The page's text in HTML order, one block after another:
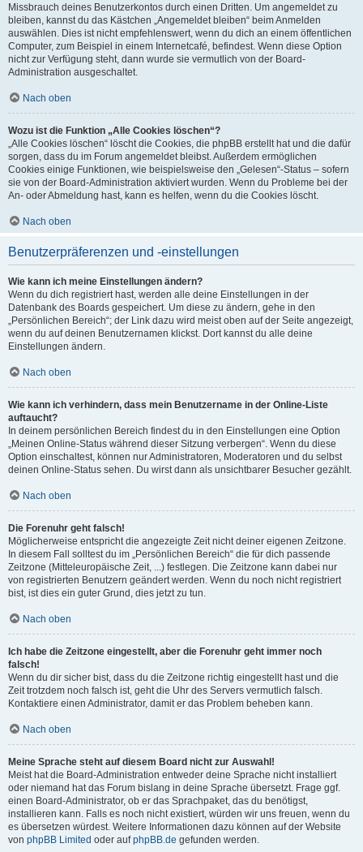
Missbrauch deines Benutzerkontos durch einen Dritten. Um angemeldet zu
bleiben, kannst du das Kästchen „Angemeldet bleiben“ beim Anmelden
auswählen. Dies ist nicht empfehlenswert, wenn du dich an einem öffentlichen
Computer, zum Beispiel in einem Internetcafé, befindest. Wenn diese Option
nicht zur Verfügung steht, dann wurde sie vermutlich von der Board-
Administration ausgeschaltet.
Nach oben
Wozu ist die Funktion „Alle Cookies löschen“?
„Alle Cookies löschen“ löscht die Cookies, die phpBB erstellt hat und die dafür
sorgen, dass du im Forum angemeldet bleibst. Außerdem ermöglichen
Cookies einige Funktionen, wie beispielsweise den „Gelesen“-Status – sofern
sie von der Board-Administration aktiviert wurden. Wenn du Probleme bei der
An- oder Abmeldung hast, kann es helfen, wenn du die Cookies löscht.
Nach oben
Benutzerpräferenzen und -einstellungen
Wie kann ich meine Einstellungen ändern?
Wenn du dich registriert hast, werden alle deine Einstellungen in der
Datenbank des Boards gespeichert. Um diese zu ändern, gehe in den
„Persönlichen Bereich“; der Link dazu wird meist oben auf der Seite angezeigt,
wenn du auf deinen Benutzernamen klickst. Dort kannst du alle deine
Einstellungen ändern.
Nach oben
Wie kann ich verhindern, dass mein Benutzername in der Online-Liste
auftaucht?
In deinem persönlichen Bereich findest du in den Einstellungen eine Option
„Meinen Online-Status während dieser Sitzung verbergen“. Wenn du diese
Option einschaltest, können nur Administratoren, Moderatoren und du selbst
deinen Online-Status sehen. Du wirst dann als unsichtbarer Besucher gezählt.
Nach oben
Die Forenuhr geht falsch!
Möglicherweise entspricht die angezeigte Zeit nicht deiner eigenen Zeitzone.
In diesem Fall solltest du im „Persönlichen Bereich“ die für dich passende
Zeitzone (Mitteleuropäische Zeit, ...) festlegen. Die Zeitzone kann dabei nur
von registrierten Benutzern geändert werden. Wenn du noch nicht registriert
bist, ist dies ein guter Grund, dies jetzt zu tun.
Nach oben
Ich habe die Zeitzone eingestellt, aber die Forenuhr geht immer noch
falsch!
Wenn du dir sicher bist, dass du die Zeitzone richtig eingestellt hast und die
Zeit trotzdem noch falsch ist, geht die Uhr des Servers vermutlich falsch.
Kontaktiere einen Administrator, damit er das Problem beheben kann.
Nach oben
Meine Sprache steht auf diesem Board nicht zur Auswahl!
Meist hat die Board-Administration entweder deine Sprache nicht installiert
oder niemand hat das Forum bislang in deine Sprache übersetzt. Frage ggf.
einen Board-Administrator, ob er das Sprachpaket, das du benötigst,
installieren kann. Falls es noch nicht existiert, würden wir uns freuen, wenn du
es übersetzen würdest. Weitere Informationen dazu können auf der Website
von phpBB Limited oder aufphpBB.de gefunden werden.